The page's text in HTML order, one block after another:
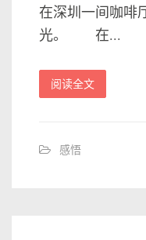
在深圳一间咖啡
光。 在...
阅读全文
感悟